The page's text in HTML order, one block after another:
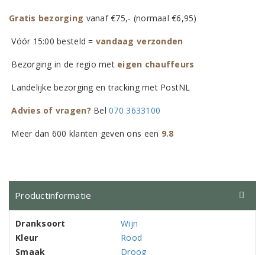
Gratis bezorging vanaf €75,- (normaal €6,95)
Vóór 15:00 besteld = vandaag verzonden
Bezorging in de regio met eigen chauffeurs
Landelijke bezorging en tracking met PostNL
Advies of vragen? Bel070 3633100
Meer dan 600 klanten geven ons een 9.8
Productinformatie
Dranksoort
Wijn
Kleur
Rood
Smaak
Droog